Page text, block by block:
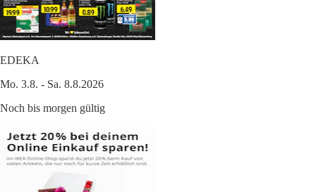
EDEKA
Mo. 3.8. - Sa. 8.8.2026
Noch bis morgen gültig